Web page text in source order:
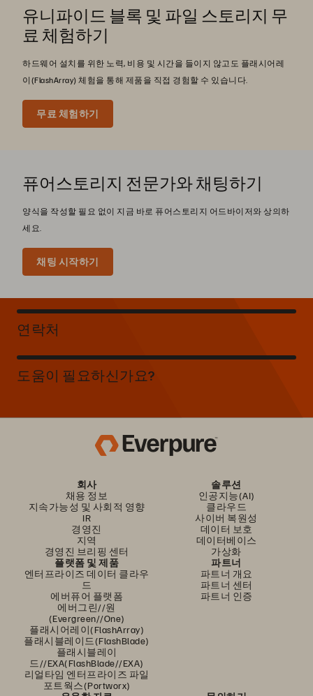
유니파이드 블록 및 파일 스토리지 무
료 체험하기
하드웨어 설치를 위한 노력, 비용 및 시간을 들이지 않고도 플래시어레
이(FlashArray) 체험을 통해 제품을 직접 경험할 수 있습니다.
무료 체험하기
퓨어스토리지 전문가와 채팅하기
양식을 작성할 필요 없이 지금 바로 퓨어스토리지 어드바이저와 상의하
세요.
채팅 시작하기
연락처
도움이 필요하신가요?
회사
채용 정보
지속가능성 및 사회적 영향
IR
경영진
지역
경영진 브리핑 센터
솔루션
인공지능(AI)
클라우드
사이버 복원성
데이터 보호
데이터베이스
가상화
플랫폼 및 제품
엔터프라이즈 데이터 클라우
드
에버퓨어 플랫폼
에버그린//원
(Evergreen//One)
플래시어레이(FlashArray)
플래시블레이드(FlashBlade)
플래시블레이
드//EXA(FlashBlade//EXA)
리얼타임 엔터프라이즈 파일
포트웍스(Portworx)
파트너
파트너 개요
파트너 센터
파트너 인증